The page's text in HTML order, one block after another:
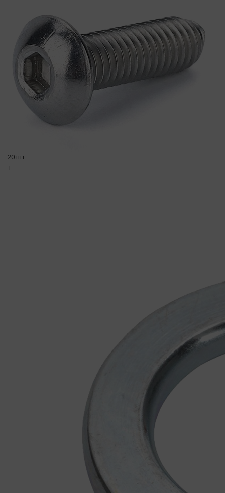
20 шт.
+